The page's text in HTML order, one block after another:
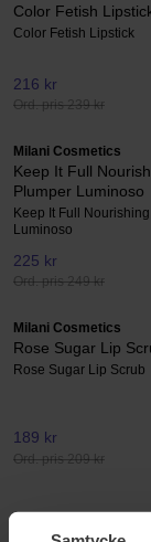
Color Fetish
Color Fetish Lipstick
216 kr
Ord. pris 239 kr
Milani Cosmetics
Keep It Full
Plumper Luminoso
Keep It Full
Luminoso
225 kr
Ord. pris 249 kr
Milani Cosmetics
Rose Sugar Lip
Rose Sugar Lip Scrub
189 kr
Ord. pris 209 kr